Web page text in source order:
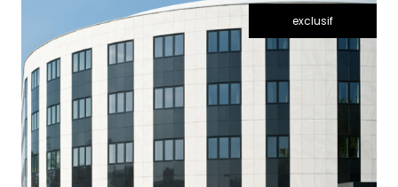
exclusif